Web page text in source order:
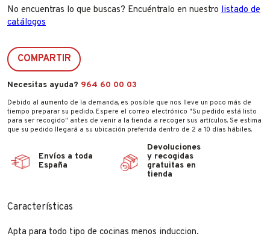
No encuentras lo que buscas? Encuéntralo en nuestro listado de
catálogos
COMPARTIR
Necesitas ayuda? 964 60 00 03
Debido al aumento de la demanda, es posible que nos lleve un poco más de
tiempo preparar su pedido. Espere el correo electrónico "Su pedido está listo
para ser recogido" antes de venir a la tienda a recoger sus artículos. Se estima
que su pedido llegará a su ubicación preferida dentro de 2 a 10 días hábiles.
Envíos a toda
España
Devoluciones
y recogidas
gratuitas en
tienda
Características
Apta para todo tipo de cocinas menos induccion.